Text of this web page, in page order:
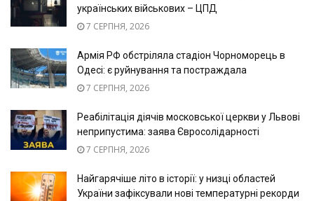
українських військових – ЦПД
7 СЕРПНЯ, 2026
Армія РФ обстріляла стадіон Чорноморець в
Одесі: є руйнування та постраждала
7 СЕРПНЯ, 2026
Реабілітація діячів московської церкви у Львові
неприпустима: заява Євросолідарності
7 СЕРПНЯ, 2026
Найгарячіше літо в історії: у низці областей
України зафіксували нові температурні рекорди